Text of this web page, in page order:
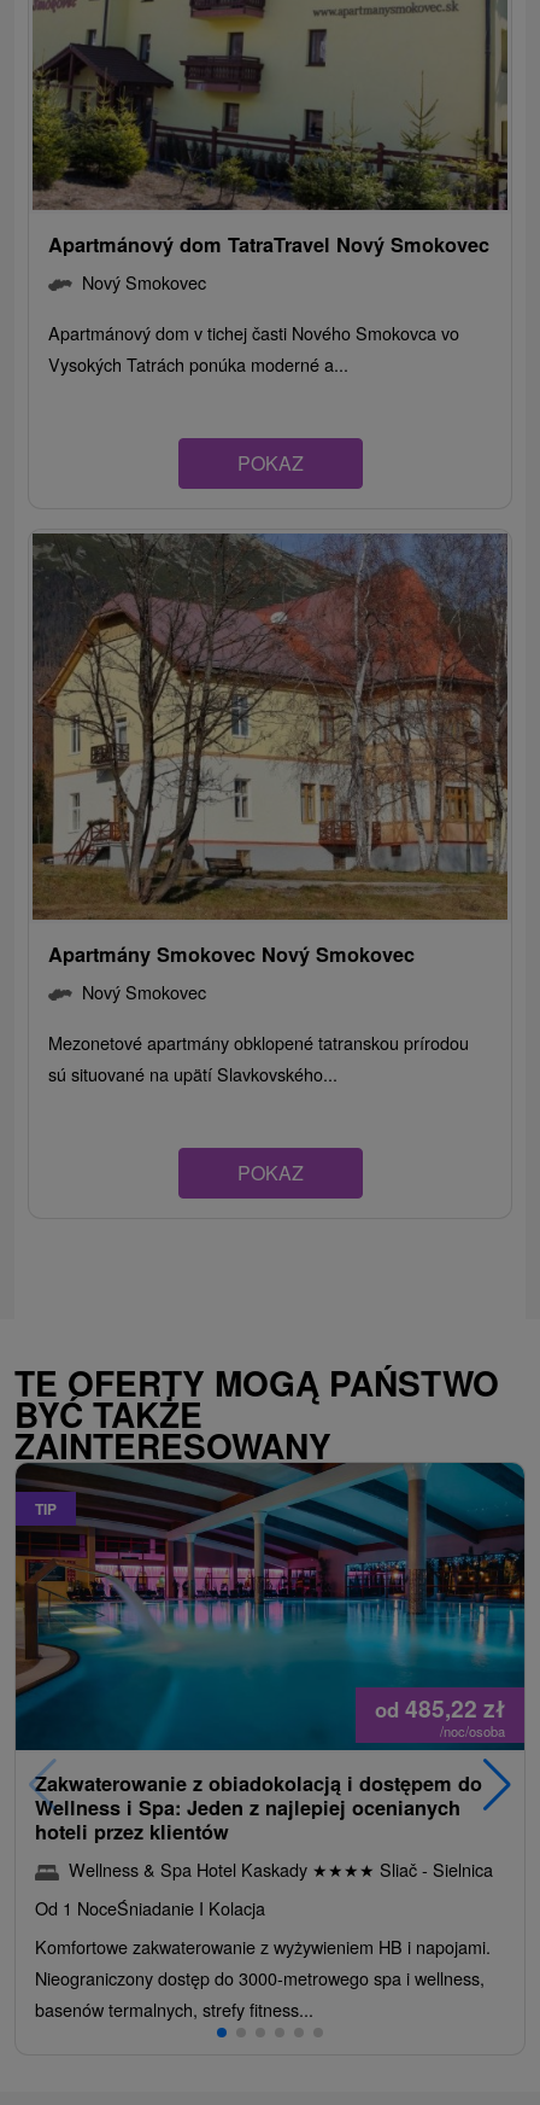
Apartmánový dom TatraTravel Nový Smokovec
Nový Smokovec
Apartmánový dom v tichej časti Nového Smokovca vo
Vysokých Tatrách ponúka moderné a...
POKAZ
Apartmány Smokovec Nový Smokovec
Nový Smokovec
Mezonetové apartmány obklopené tatranskou prírodou
sú situované na upätí Slavkovského...
POKAZ
TE OFERTY MOGĄ PAŃSTWO
BYĆ TAKŻE
ZAINTERESOWANY
TIP
od 485,22 zł
/noc/osoba
Zakwaterowanie z obiadokolacją i dostępem do
Wellness i Spa: Jeden z najlepiej ocenianych
hoteli przez klientów
Wellness & Spa Hotel Kaskady ★★★★ Sliač - Sielnica
Od 1 NoceŚniadanie I Kolacja
Komfortowe zakwaterowanie z wyżywieniem HB i napojami.
Nieograniczony dostęp do 3000-metrowego spa i wellness,
basenów termalnych, strefy fitness...